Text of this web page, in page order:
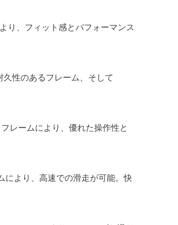
り、フィット感とパフォーマンス
性のあるフレーム、そして
レームにより、優れた操作性と
により、高速での滑走が可能。快